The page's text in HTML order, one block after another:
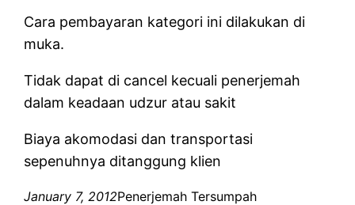
Cara pembayaran kategori ini dilakukan di
muka.
Tidak dapat di cancel kecuali penerjemah
dalam keadaan udzur atau sakit
Biaya akomodasi dan transportasi
sepenuhnya ditanggung klien
January 7, 2012Penerjemah Tersumpah